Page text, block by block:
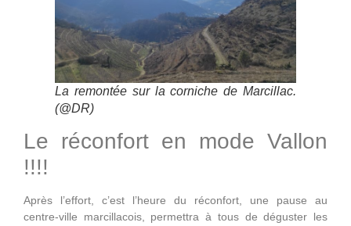
La remontée sur la corniche de Marcillac.
(@DR)
Le réconfort en mode Vallon
!!!!
Après l’effort, c’est l’heure du réconfort, une pause au
centre-ville marcillacois, permettra à tous de déguster les